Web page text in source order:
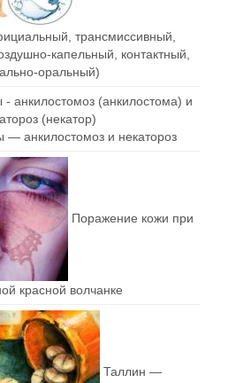
трансмиссивный,
капельный, контактный,
оральный)
— анкилостомоз и некатороз
Поражение кожи при
красной волчанке
Таллин —